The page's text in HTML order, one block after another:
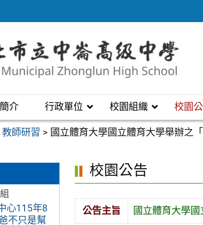
介 行政單位 校園組織 校園
教師研習 > 國立體育大學國立體育大學舉辦之
心115年8
不只是幫
校園公告
公告主旨 國立體育大學